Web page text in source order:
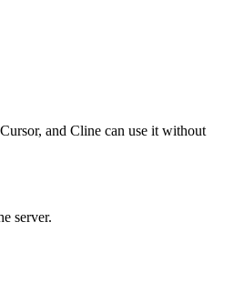
and Cline can use it without
server.